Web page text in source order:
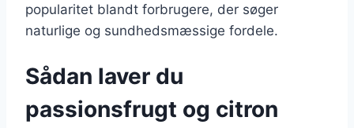
popularitet blandt forbrugere, der søger
naturlige og sundhedsmæssige fordele.
Sådan laver du
passionsfrugt og citron